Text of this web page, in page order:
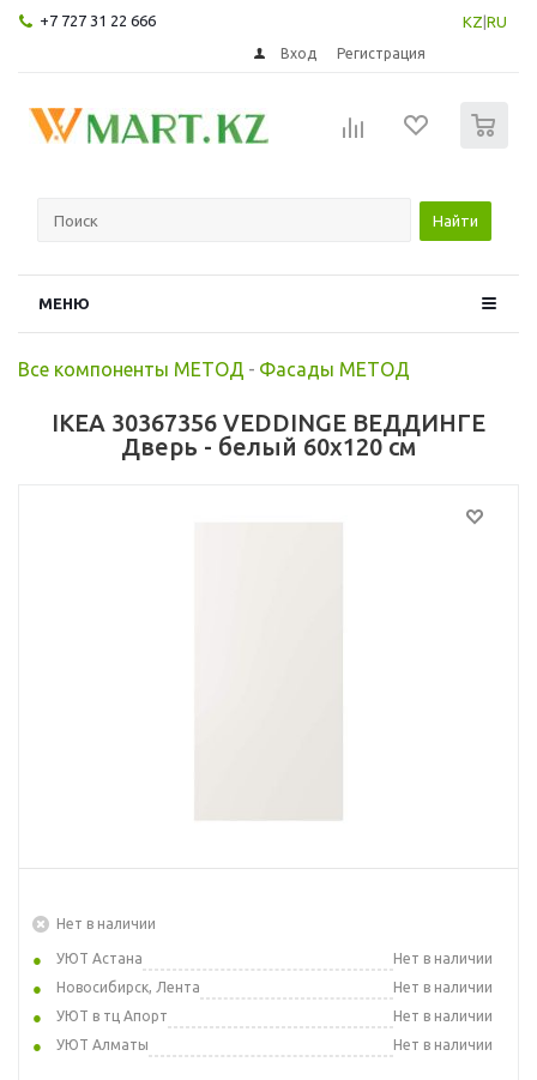
+7 727 31 22 666 KZ RU
Вход Регистрация
Найти
МЕНЮ
Все компоненты МЕТОД - Фасады МЕТОД
IKEA 30367356 VEDDINGE ВЕДДИНГЕ
Дверь - белый 60x120 см
Нет в наличии
УЮТ Астана
Нет в наличии
Новосибирск, Лента
Нет в наличии
УЮТ в тц Апорт
Нет в наличии
УЮТ Алматы
Нет в наличии